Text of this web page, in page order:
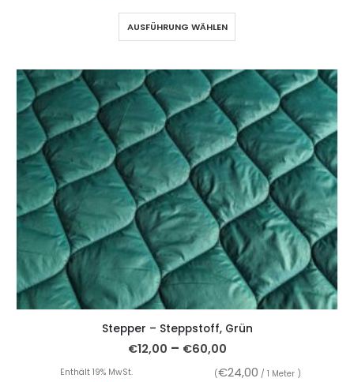
AUSFÜHRUNG WÄHLEN
Stepper – Steppstoff, Grün
€12,00 – €60,00
Enthält 19% MwSt. (€24,00 / 1 Meter )